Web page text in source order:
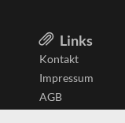
Links
Kontakt
Impressum
AGB